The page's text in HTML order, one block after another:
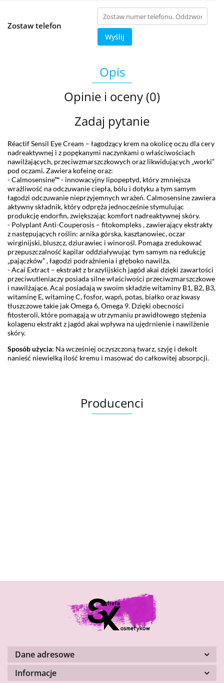
Zostaw telefon
Wyślij
Opis
Opinie i oceny (0)
Zadaj pytanie
Réactif Sensil Eye Cream – łagodzący krem na okolicę oczu dla cery
nadreaktywnej i z popękanymi naczynkami o właściwościach
nawilżających, przeciwzmarszczkowych oraz likwidujących „worki”
pod oczami. Zawiera kofeinę oraz:
- Calmosensine™- innowacyjny lipopeptyd, który zmniejsza
wrażliwość na odczuwanie ciepła, bólu i dotyku a tym samym
łagodzi odczuwanie nieprzyjemnych wrażeń. Calmosensine zawiera
aktywny składnik, który odpręża jednocześnie stymulując
produkcję endorfin, zwiększając komfort nadreaktywnej skóry.
- Polyplant Anti-Couperosis – fitokompleks , zawierający ekstrakty
z następujących roślin: arnika górska, kasztanowiec, oczar
wirginijski, bluszcz, dziurawiec i winorośl. Pomaga zredukować
przepuszczalność kapilar oddziaływując tym samym na redukcję
„pajączków” , łagodzi podrażnienia i głęboko nawilża.
- Acai Extract – ekstrakt z brazylijskich jagód akai dzięki zawartości
przeciwutleniaczy posiada silne właściwości przeciwzmarszczkowe
i nawilżające. Acai posiadają w swoim składzie witaminy B1, B2, B3,
witaminę E, witaminę C, fosfor, wapń, potas, białko oraz kwasy
tłuszczowe takie jak Omega 6, Omega 9. Dzięki obecności
fitosteroli, które pomagają w utrzymaniu prawidłowego stężenia
kolagenu ekstrakt z jagód akai wpływa na ujędrnienie i nawilżenie
skóry.
Sposób użycia: Na wcześniej oczyszczoną twarz, szyję i dekolt
nanieść niewielką ilość kremu i masować do całkowitej absorpcji.
Producenci
GUAM
Dane adresowe
Informacje